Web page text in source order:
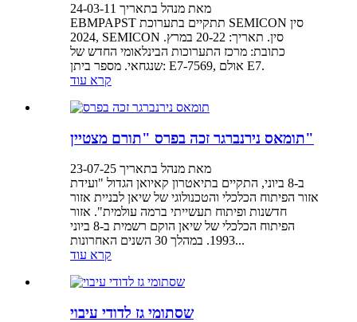
מאת מנהל בתאריך 24-03-11
EBMPAPST תתקיים בתערוכת SEMICON סין
2024, SEMICON סין. תאריך: 20-22 במרץ.
כתובת: מרכז התערוכות הבינלאומי החדש של
שנגחאי. מספר ביתן: E7-7569, אולם E7.
קרא עוד
תומאס נירנברגר זכה בפרס "תורם מצטיין"
מאת מנהל בתאריך 23-07-25
ב-8 ביוני, התקיים בתיאטרון קאיואן הגדול "ועידת
אזור הפיתוח הכלכלי והטכנולוגי של שיאן לבניית אזור
חדשנות ופיתוח תעשייתי ברמה עולמית". אזור
הפיתוח הכלכלי של שיאן הוקם רשמית ב-8 ביוני
1993. במהלך 30 השנים האחרונות...
קרא עוד
שסתומי גז לדודי עיבוי